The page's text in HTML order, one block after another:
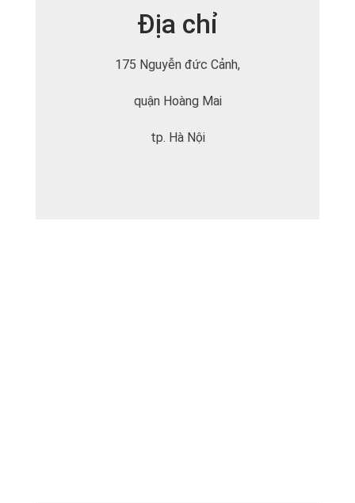
Địa chỉ
175 Nguyễn đức Cảnh,
quận Hoàng Mai
tp. Hà Nội